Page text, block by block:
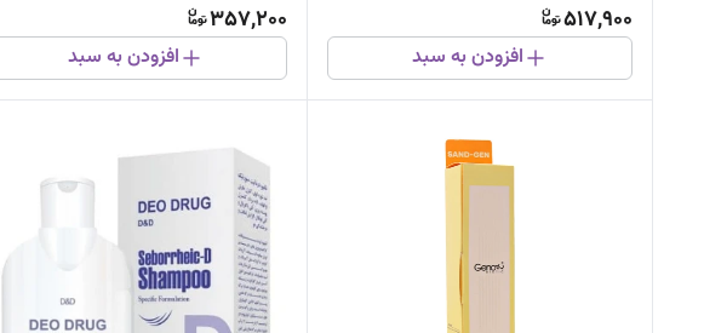
517,900
افزودن به سبد
357,200
افزودن به سبد